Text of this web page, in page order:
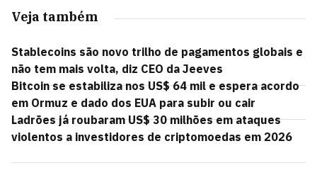
Veja também
Stablecoins são novo trilho de pagamentos globais e
não tem mais volta, diz CEO da Jeeves
Bitcoin se estabiliza nos US$ 64 mil e espera acordo
em Ormuz e dado dos EUA para subir ou cair
Ladrões já roubaram US$ 30 milhões em ataques
violentos a investidores de criptomoedas em 2026